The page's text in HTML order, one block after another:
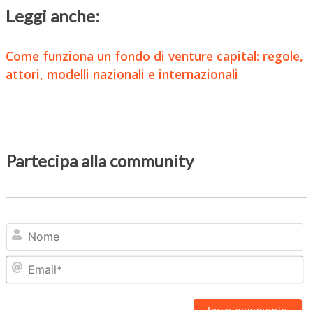
Leggi anche:
Come funziona un fondo di venture capital: regole,
attori, modelli nazionali e internazionali
Partecipa alla community